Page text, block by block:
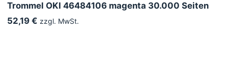
Trommel OKI 46484106 magenta 30.000 Seiten
52,19 € zzgl. MwSt.